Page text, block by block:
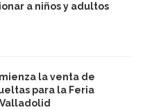
a niños y adultos
la venta de
para la Feria